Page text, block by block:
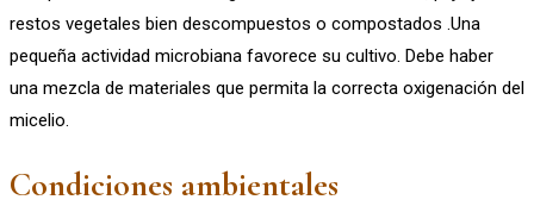
restos vegetales bien descompuestos o compostados .Una
pequeña actividad microbiana favorece su cultivo. Debe haber
una mezcla de materiales que permita la correcta oxigenación del
micelio.
Condiciones ambientales